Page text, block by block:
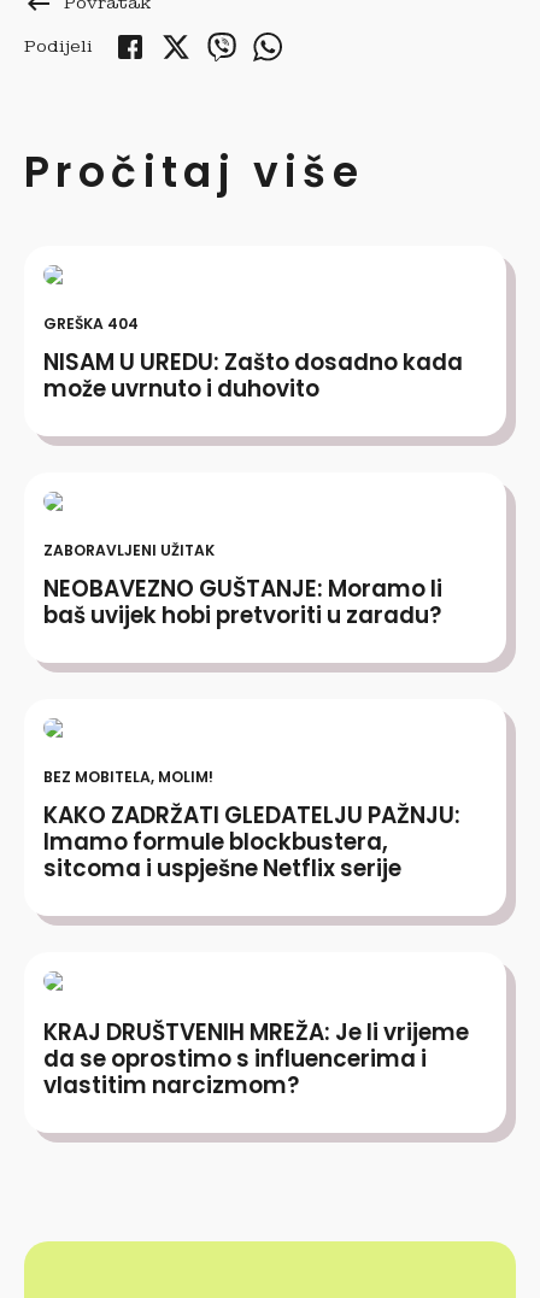
Podijeli
Pročitaj više
GREŠKA 404
NISAM U UREDU: Zašto dosadno kada
može uvrnuto i duhovito
ZABORAVLJENI UŽITAK
NEOBAVEZNO GUŠTANJE: Moramo li
baš uvijek hobi pretvoriti u zaradu?
BEZ MOBITELA, MOLIM!
KAKO ZADRŽATI GLEDATELJU PAŽNJU:
Imamo formule blockbustera,
sitcoma i uspješne Netflix serije
KRAJ DRUŠTVENIH MREŽA: Je li vrijeme
da se oprostimo s influencerima i
vlastitim narcizmom?